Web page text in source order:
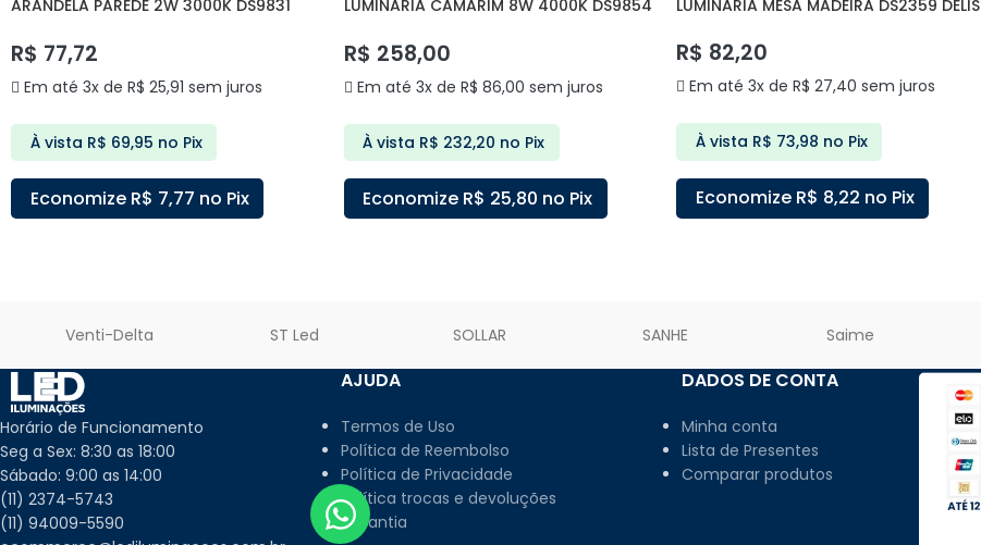
ARANDELA PAREDE 2W 3000K DS9831
R$ 77,72
Em até 3x de R$ 25,91 sem juros
À vista R$ 69,95 no Pix
Economize R$ 7,77 no Pix
LUMINARIA CAMARIM 8W 4000K DS9854
R$ 258,00
Em até 3x de R$ 86,00 sem juros
À vista R$ 232,20 no Pix
Economize R$ 25,80 no Pix
LUMINARIA MESA MADEIRA DS2359 DELIS
R$ 82,20
Em até 3x de R$ 27,40 sem juros
À vista R$ 73,98 no Pix
Economize R$ 8,22 no Pix
Venti-Delta ST Led SOLLAR SANHE Saime
Horário de Funcionamento
Seg a Sex: 8:30 as 18:00
Sábado: 9:00 as 14:00
(11) 2374-5743
(11) 94009-5590
AJUDA
Termos de Uso
Política de Reembolso
Política de Privacidade
Política trocas e devoluções
Garantia
DADOS DE CONTA
Minha conta
Lista de Presentes
Comparar produtos